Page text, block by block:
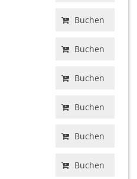
Buchen
Buchen
Buchen
Buchen
Buchen
Buchen